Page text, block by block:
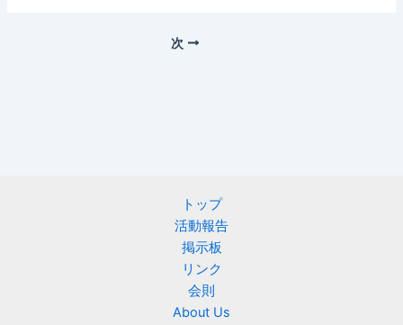
次
トップ
活動報告
掲示板
リンク
会則
About Us